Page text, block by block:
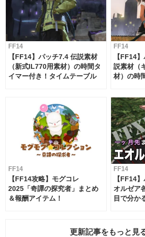
FF14
【FF14】パッチ7.4 伝説素材
（新式IL770用素材）の時間タ
イマー付き！タイムテーブル
FF14
【FF14
説素材（
材）の時
FF14
【FF14攻略】モグコレ
2025「奇譚の探究者」まとめ
＆報酬アイテム！
FF14
【FF14
オルゼア
目で分か
更新記事をもっと見